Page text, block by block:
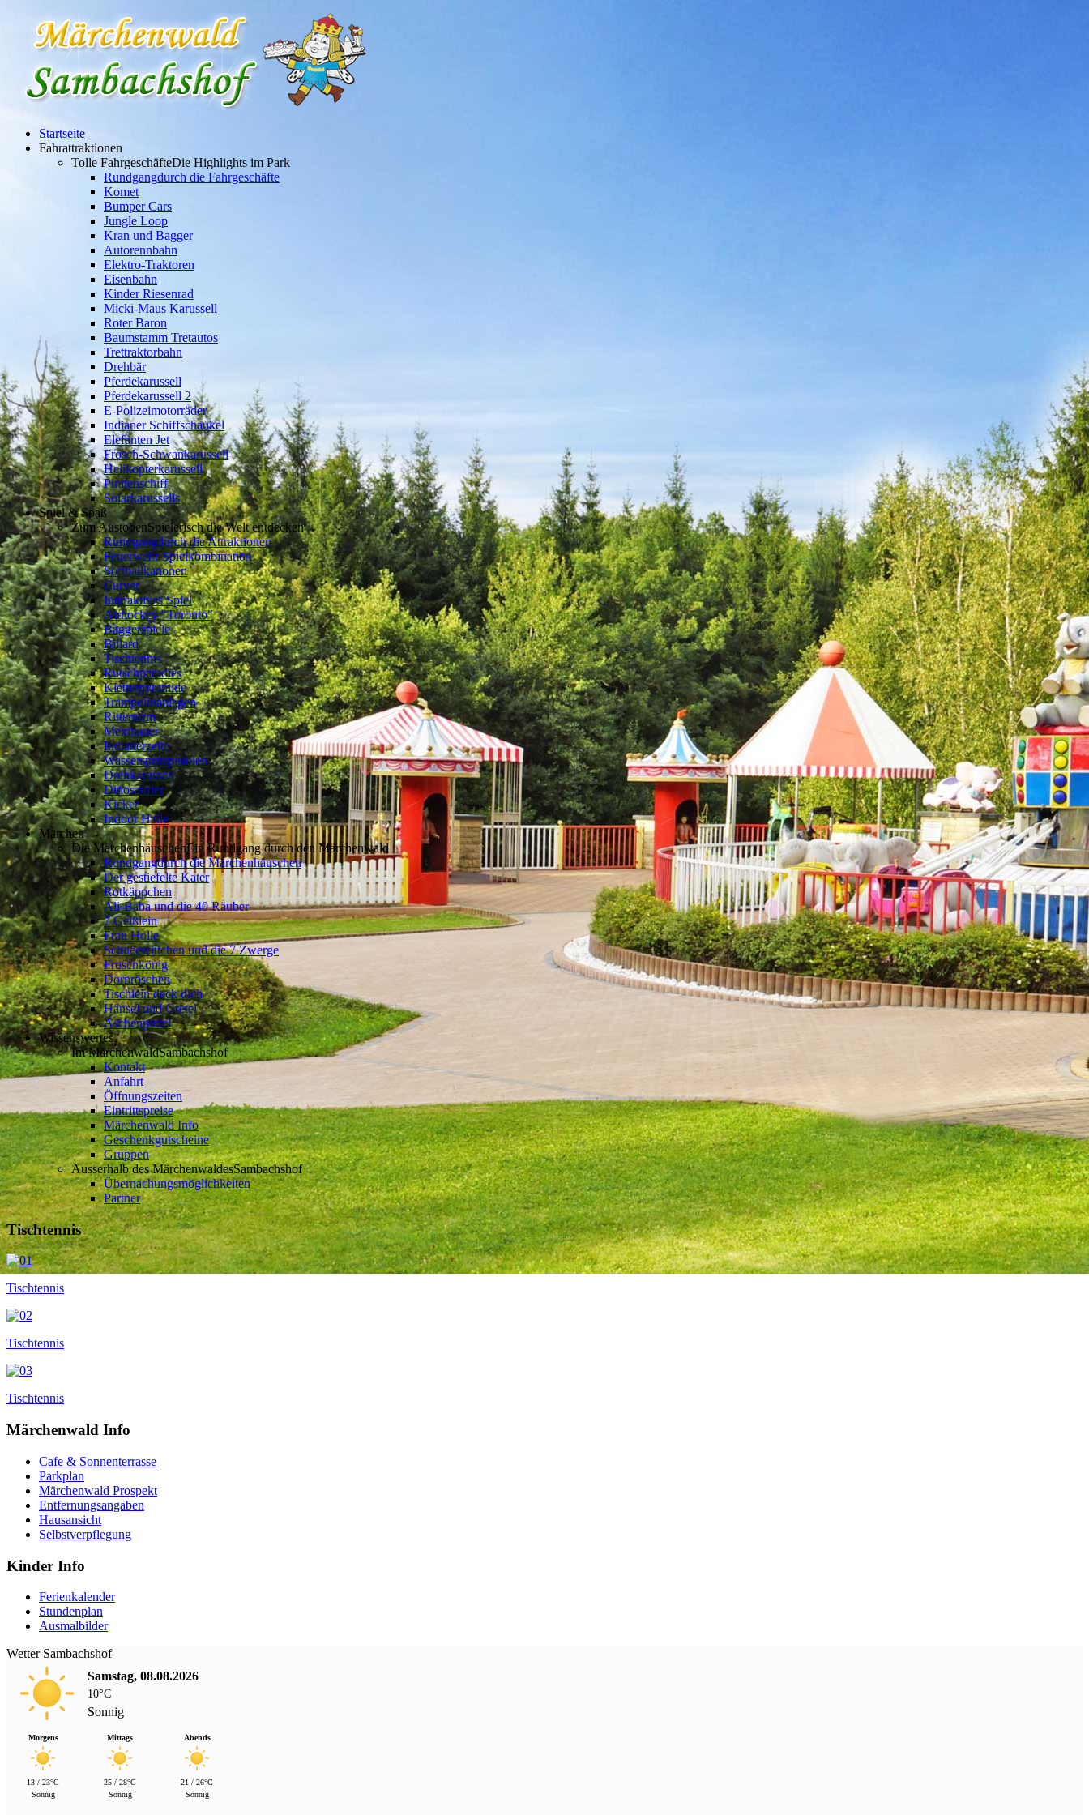
Startseite
Fahrattraktionen
Tolle FahrgeschäfteDie Highlights im Park
Rundgangdurch die Fahrgeschäfte
Komet
Bumper Cars
Jungle Loop
Kran und Bagger
Autorennbahn
Elektro-Traktoren
Eisenbahn
Kinder Riesenrad
Micki-Maus Karussell
Roter Baron
Baumstamm Tretautos
Trettraktorbahn
Drehbär
Pferdekarussell
Pferdekarussell 2
E-Polizeimotorräder
Indianer Schiffschaukel
Elefanten Jet
Frosch-Schwankarussell
Helikopterkarussell
Piratenschiff
Solarkarussells
Spiel & Spaß
Zum AustobenSpielerisch die Welt entdecken
Rundgangdurch die Attraktionen
Feuerwehr Spielkombination
Softballkanonen
Curver
Interaktives Spiel
Airhockey "Toronto"
Baggerspiele
Billard
Tischtennis
Rutschparadies
Kletterpyramide
Trampolinanlagen
Ritterturm
Mexikaner
Indianerzelte
Wasserspritzpistolen
Drehkarussell
Dinosaurier
Kicker
Indoor Halle
Märchen
Die MärchenhäuschenEin Rundgang durch den Märchenwald
Rundgangdurch die Märchenhäuschen
Der gestiefelte Kater
Rotkäppchen
Ali-Baba und die 40 Räuber
7 Geißlein
Frau Holle
Schneewittchen und die 7 Zwerge
Froschkönig
Dornröschen
Tischlein deck dich
Hänsel und Gretel
Aschenputtel
Wissenswertes
Im MärchenwaldSambachshof
Kontakt
Anfahrt
Öffnungszeiten
Eintrittspreise
Märchenwald Info
Geschenkgutscheine
Gruppen
Ausserhalb des MärchenwaldesSambachshof
Übernachungsmöglichkeiten
Partner
Tischtennis
Tischtennis
Tischtennis
Tischtennis
Märchenwald Info
Cafe & Sonnenterrasse
Parkplan
Märchenwald Prospekt
Entfernungsangaben
Hausansicht
Selbstverpflegung
Kinder Info
Ferienkalender
Stundenplan
Ausmalbilder
Wetter Sambachshof
Samstag, 08.08.2026
10°C
Sonnig
Morgens
13 / 23°C
Sonnig
Mittags
25 / 28°C
Sonnig
Abends
21 / 26°C
Sonnig